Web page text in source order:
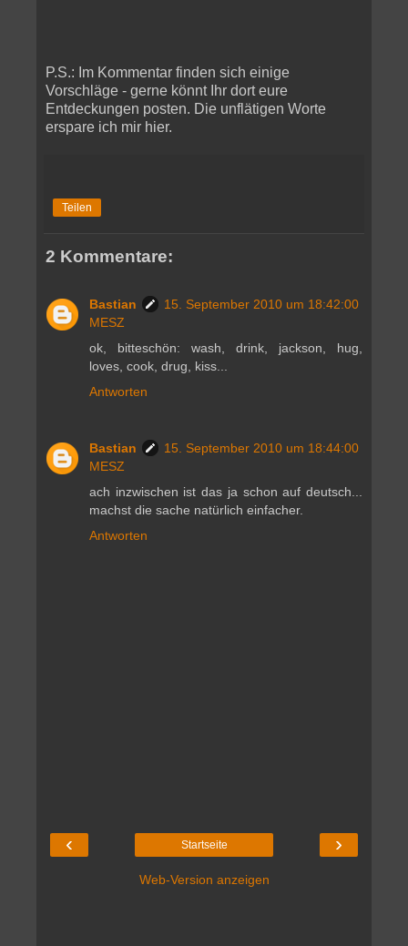
P.S.: Im Kommentar finden sich einige
Vorschläge - gerne könnt Ihr dort eure
Entdeckungen posten. Die unflätigen Worte
erspare ich mir hier.
Teilen
2 Kommentare:
Bastian
15. September 2010 um 18:42:00
MESZ
ok, bitteschön: wash, drink, jackson, hug,
loves, cook, drug, kiss...
Antworten
Bastian
15. September 2010 um 18:44:00
MESZ
ach inzwischen ist das ja schon auf deutsch...
machst die sache natürlich einfacher.
Antworten
‹ ›
Startseite
Web-Version anzeigen